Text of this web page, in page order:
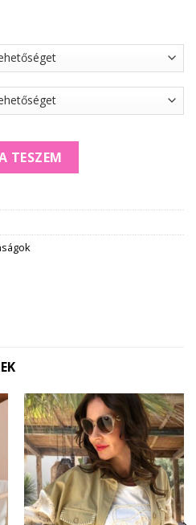
JACKET mennyiség
TESZEM